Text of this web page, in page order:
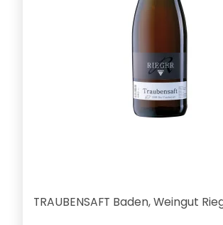
TRAUBENSAFT Baden, Weingut